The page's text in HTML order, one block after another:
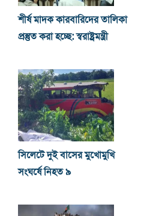
শীর্ষ মাদক কারবারিদের তালিকা
প্রস্তুত করা হচ্ছে: স্বরাষ্ট্রমন্ত্রী
সিলেটে দুই বাসের মুখোমুখি
সংঘর্ষে নিহত ৯